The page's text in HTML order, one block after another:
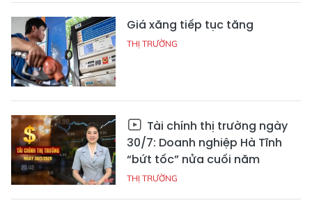
Giá xăng tiếp tục tăng
THỊ TRƯỜNG
Tài chính thị trường ngày
30/7: Doanh nghiệp Hà Tĩnh
“bứt tốc” nửa cuối năm
THỊ TRƯỜNG